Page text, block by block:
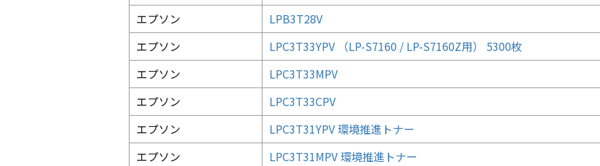
エプソン
LPB3T28V
エプソン
LPC3T33YPV （LP-S7160 / LP-S7160Z用） 5300枚
エプソン
LPC3T33MPV
エプソン
LPC3T33CPV
エプソン
LPC3T31YPV 環境推進トナー
エプソン
LPC3T31MPV 環境推進トナー